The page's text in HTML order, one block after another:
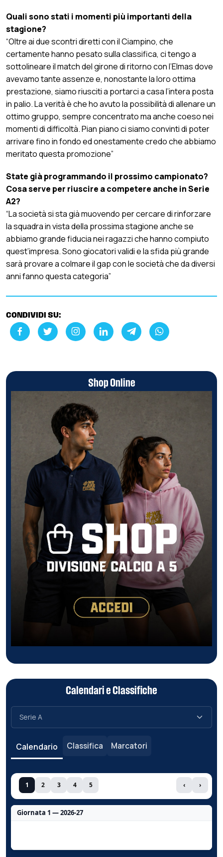
Quali sono stati i momenti più importanti della
stagione?
“Oltre ai due scontri diretti con il Ciampino, che
certamente hanno pesato sulla classifica, ci tengo a
sottolineare il match del girone di ritorno con l’Elmas dove
avevamo tante assenze e, nonostante la loro ottima
prestazione, siamo riusciti a portarci a casa l’intera posta
in palio. La verità è che ho avuto la possibilità di allenare un
ottimo gruppo, sempre concentrato ma anche coeso nei
momenti di difficoltà. Pian piano ci siamo convinti di poter
arrivare fino in fondo ed onestamente credo che abbiamo
meritato questa promozione”
State già programmando il prossimo campionato?
Cosa serve per riuscire a competere anche in Serie
A2?
“La società si sta già muovendo per cercare di rinforzare
la squadra in vista della prossima stagione anche se
abbiamo grande fiducia nei ragazzi che hanno compiuto
quest’impresa. Sono giocatori validi e la sfida più grande
sarà provare a colmare il gap con le società che da diversi
anni fanno questa categoria”
CONDIVIDI SU:
Shop Online
Calendari e Classifiche
Calendario Classifica Marcatori
1 2 3 4 5 ‹ ›
Giornata 1 — 2026-27